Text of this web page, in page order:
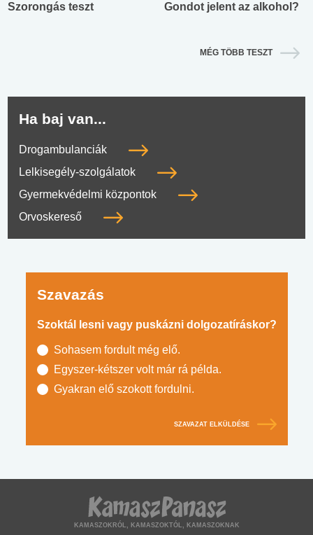
Szorongás teszt Gondot jelent az alkohol?
MÉG TÖBB TESZT
Ha baj van...
Drogambulanciák
Lelkisegély-szolgálatok
Gyermekvédelmi központok
Orvoskereső
Szavazás
Szoktál lesni vagy puskázni dolgozatíráskor?
Sohasem fordult még elő.
Egyszer-kétszer volt már rá példa.
Gyakran elő szokott fordulni.
SZAVAZAT ELKÜLDÉSE
KAMASZOKRÓL, KAMASZOKTÓL, KAMASZOKNAK